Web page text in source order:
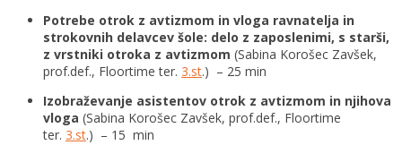
Potrebe otrok z avtizmom in vloga ravnatelja in
strokovnih delavcev šole: delo z zaposlenimi, s starši,
z vrstniki otroka z avtizmom (Sabina Korošec Zavšek,
prof.def., Floortime ter. 3.st.) – 25 min
Izobraževanje asistentov otrok z avtizmom in njihova
vloga (Sabina Korošec Zavšek, prof.def., Floortime
ter. 3.st.) – 15 min